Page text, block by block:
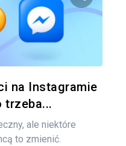
na Instagramie
trzeba...
ale niektóre
to zmienić.